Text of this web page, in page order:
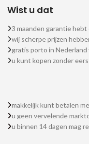
Wist u dat
3 maanden garantie hebt
wij scherpe prijzen
gratis porto in Nederland
u kunt kopen zonder
makkelijk kunt betalen
u geen vervelende
u binnen 14 dagen mag